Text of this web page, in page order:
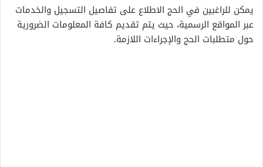
يمكن للراغبين في الحج الاطلاع على تفاصيل التسجيل والخدمات
عبر المواقع الرسمية، حيث يتم تقديم كافة المعلومات الضرورية
حول متطلبات الحج والإجراءات اللازمة.